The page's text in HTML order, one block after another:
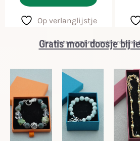
Op verlanglijstje
Gratis mooi doosje bij
Kleur, grootte en vorm kunnen verschillen naargelang